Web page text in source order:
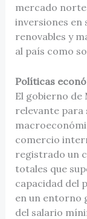
mercado
inversiones en
renovables y
al país como
Políticas
El gobierno de
relevante para
comercio
registrado un
totales que
capacidad del
en un entorno
del salario